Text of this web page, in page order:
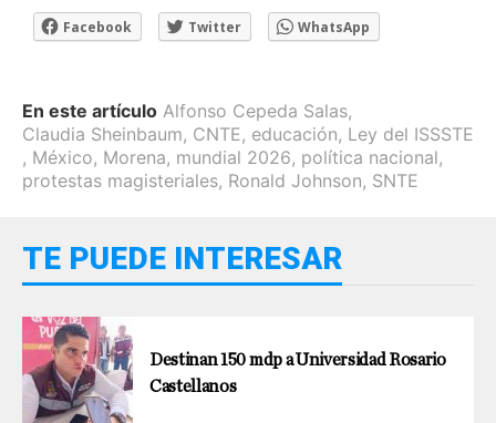
Facebook Twitter WhatsApp
En este artículo Alfonso Cepeda Salas,
Claudia Sheinbaum, CNTE, educación, Ley del ISSSTE
, México, Morena, mundial 2026, política nacional,
protestas magisteriales, Ronald Johnson, SNTE
TE PUEDE INTERESAR
Destinan 150 mdp a Universidad Rosario
Castellanos